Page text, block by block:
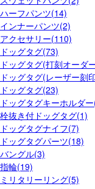
ハーフパンツ(14)
インナーパンツ(2)
アクセサリー(110)
ドッグタグ(73)
ドッグタグ(打刻オーダ
ドッグタグ(レーザー刻
ドッグタグ(23)
ドッグタグキーホルダ
栓抜き付ドッグタグ(1)
ドッグタグナイフ(7)
ドッグタグパーツ(18)
バングル(3)
指輪(19)
ミリタリーリング(5)